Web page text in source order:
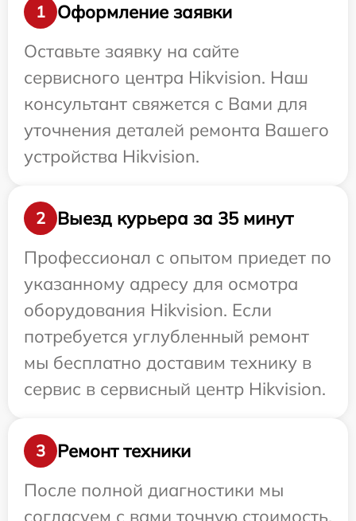
1
Оформление заявки
Оставьте заявку на сайте
сервисного центра Hikvision. Наш
консультант свяжется с Вами для
уточнения деталей ремонта Вашего
устройства Hikvision.
2
Выезд курьера за 35 минут
Профессионал с опытом приедет по
указанному адресу для осмотра
оборудования Hikvision. Если
потребуется углубленный ремонт
мы бесплатно доставим технику в
сервис в сервисный центр Hikvision.
3
Ремонт техники
После полной диагностики мы
согласуем с вами точную стоимость,